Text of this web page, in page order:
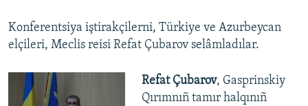
Konferentsiya iştirakçilerni, Türkiye ve Azurbeycan
elçileri, Meclis reisi Refat Çubarov selâmladılar.
Refat Çubarov, Gasprinskiy
Qırımnıñ tamır halqınıñ